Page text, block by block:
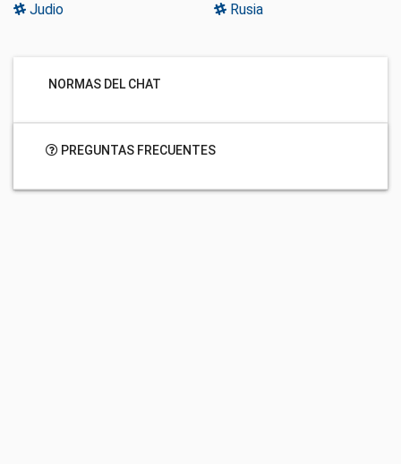
Judio Rusia
NORMAS DEL CHAT
PREGUNTAS FRECUENTES